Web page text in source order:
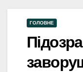
ГОЛОВНЕ